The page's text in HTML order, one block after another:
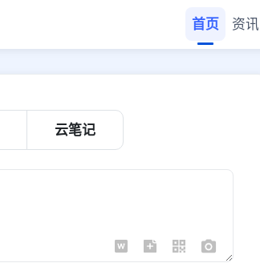
首页 资讯
云笔记